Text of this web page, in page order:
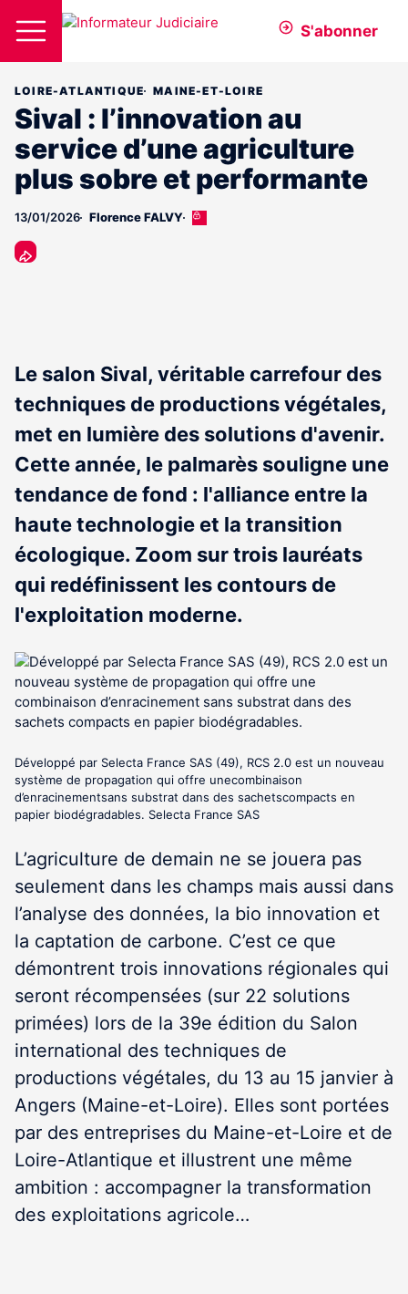
S'abonner
LOIRE-ATLANTIQUE MAINE-ET-LOIRE
Sival : l’innovation au
service d’une agriculture
plus sobre et performante
13/01/2026 Florence FALVY
Cet
Le salon Sival, véritable carrefour des
techniques de productions végétales,
met en lumière des solutions d'avenir.
Cette année, le palmarès souligne une
tendance de fond : l'alliance entre la
haute technologie et la transition
écologique. Zoom sur trois lauréats
qui redéfinissent les contours de
l'exploitation moderne.
Développé par Selecta France SAS (49), RCS 2.0 est un nouveau
système de propagation qui offre unecombinaison
d’enracinementsans substrat dans des sachetscompacts en
papier biodégradables. Selecta France SAS
L’agriculture de demain ne se jouera pas
seulement dans les champs mais aussi dans
l’analyse des données, la bio innovation et
la captation de carbone. C’est ce que
démontrent trois innovations régionales qui
seront récompensées (sur 22 solutions
primées) lors de la 39e édition du Salon
international des techniques de
productions végétales, du 13 au 15 janvier à
Angers (Maine-et-Loire). Elles sont portées
par des entreprises du Maine-et-Loire et de
Loire-Atlantique et illustrent une même
ambition : accompagner la transformation
des exploitations agricole…